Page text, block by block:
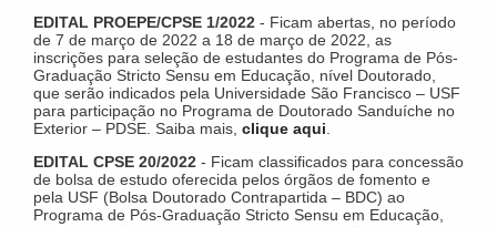
EDITAL PROEPE/CPSE 1/2022 - Ficam abertas, no período
de 7 de março de 2022 a 18 de março de 2022, as
inscrições para seleção de estudantes do Programa de Pós-
Graduação Stricto Sensu em Educação, nível Doutorado,
que serão indicados pela Universidade São Francisco – USF
para participação no Programa de Doutorado Sanduíche no
Exterior – PDSE. Saiba mais, clique aqui.
EDITAL CPSE 20/2022 - Ficam classificados para concessão
de bolsa de estudo oferecida pelos órgãos de fomento e
pela USF (Bolsa Doutorado Contrapartida – BDC) ao
Programa de Pós-Graduação Stricto Sensu em Educação,